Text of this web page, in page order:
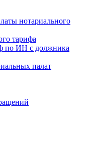
нотариального
тарифа
по ИН с должника
палат